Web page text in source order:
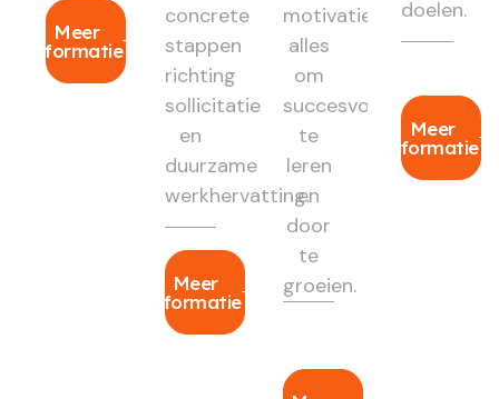
Meer
informatie
concrete
stappen
richting
sollicitatie
en
duurzame
werkhervatting.
Meer
informatie
motivatie:
alles
om
succesvol
te
leren
en
door
te
groeien.
doelen.
Meer
informatie